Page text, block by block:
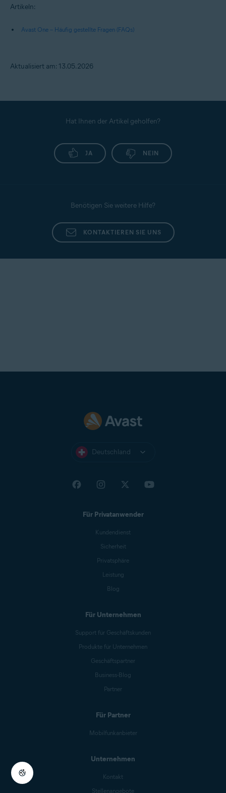
Artikeln:
Avast One – Häufig gestellte Fragen (FAQs)
Aktualisiert am: 13.05.2026
Hat Ihnen der Artikel geholfen?
JA NEIN
Benötigen Sie weitere Hilfe?
KONTAKTIEREN SIE UNS
Deutschland
Für Privatanwender
Kundendienst
Sicherheit
Privatsphäre
Leistung
Blog
Für Unternehmen
Support für Geschäftskunden
Produkte für Unternehmen
Geschäftspartner
Business-Blog
Partner
Für Partner
Mobilfunkanbieter
Unternehmen
Kontakt
Stellenangebote